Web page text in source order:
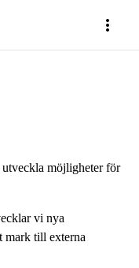
more_vert
möjligheter för
vi nya
mark till externa